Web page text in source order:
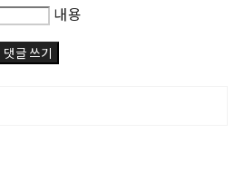
내용
댓글 쓰기